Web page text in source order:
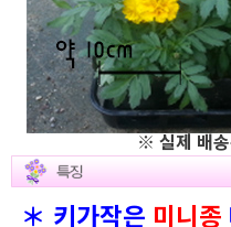
※ 실제 배
＊ 키가작은 미니종